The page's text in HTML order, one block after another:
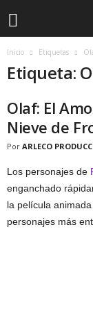
Inicio Etiquetas
Etiqueta:
Olaf: El
Nieve de
Por ARLECO
Los personajes de
enganchado
la película
personajes más